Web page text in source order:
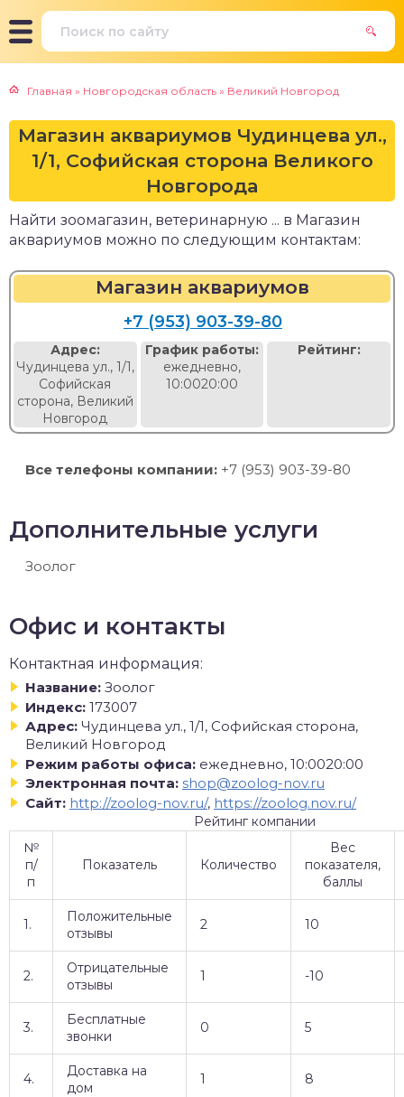
Главная » Новгородская область » Великий Новгород
Магазин аквариумов Чудинцева ул.,
1/1, Софийская сторона Великого
Новгорода
Найти зоомагазин, ветеринарную ... в Магазин
аквариумов можно по следующим контактам:
Магазин аквариумов
+7 (953) 903-39-80
Адрес:
Чудинцева ул., 1/1,
Софийская
сторона, Великий
Новгород
График работы:
ежедневно,
10:0020:00
Рейтинг:
Все телефоны компании: +7 (953) 903-39-80
Дополнительные услуги
Зоолог
Офис и контакты
Контактная информация:
Название: Зоолог
Индекс: 173007
Адрес: Чудинцева ул., 1/1, Софийская сторона,
Великий Новгород
Режим работы офиса: ежедневно, 10:0020:00
Электронная почта: shop@zoolog-nov.ru
Сайт: http://zoolog-nov.ru/, https://zoolog.nov.ru/
Рейтинг компании
№
п/
п
Показатель Количество
Вес
показателя,
баллы
1.
Положительные
отзывы
2 10
2.
Отрицательные
отзывы
1 -10
3.
Бесплатные
звонки
0 5
4.
Доставка на
дом
1 8